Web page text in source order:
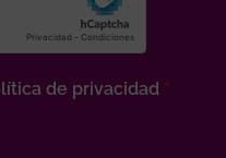
de privacidad